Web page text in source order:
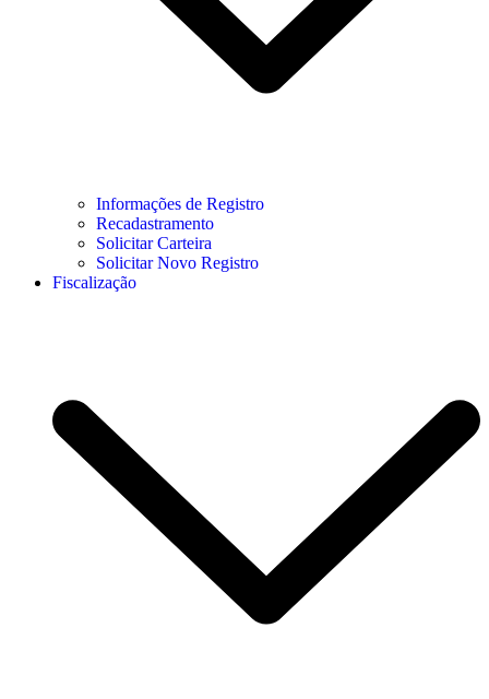
Informações de Registro
Recadastramento
Solicitar Carteira
Solicitar Novo Registro
Fiscalização